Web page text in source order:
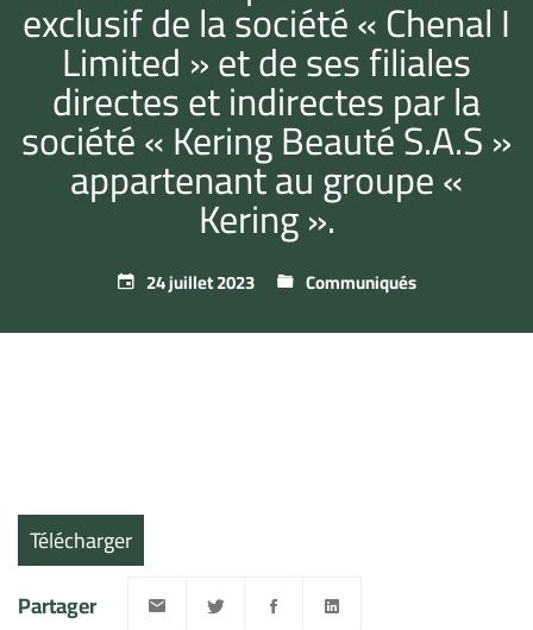
exclusif de la société « Chenal I
Limited » et de ses filiales
directes et indirectes par la
société « Kering Beauté S.A.S »
appartenant au groupe «
Kering ».
24 juillet 2023 Communiqués
Télécharger
Partager